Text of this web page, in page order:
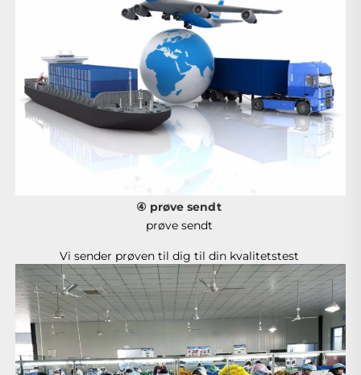
④ prøve sendt
prøve sendt
Vi sender prøven til dig til din kvalitetstest